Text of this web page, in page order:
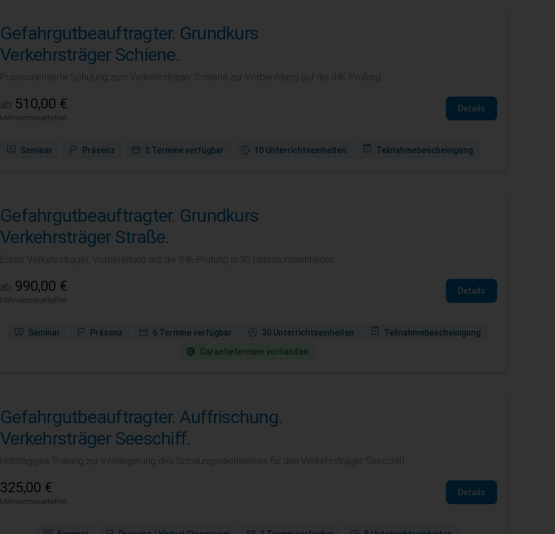
Gefahrgutbeauftragter. Grundkurs
Verkehrsträger Schiene.
Praxisorientierte Schulung zum Verkehrsträger Schiene zur Vorbereitung auf die IHK-Prüfung.
ab 510,00 €
Mehrwertsteuerbefreit
Details
Seminar Präsenz 2 Termine verfügbar 10 Unterrichtseinheiten Teilnahmebescheinigung
Gefahrgutbeauftragter. Grundkurs
Verkehrsträger Straße.
Erster Verkehrsträger. Vorbereitung auf die IHK-Prüfung in 30 Unterrichtseinheiten.
ab 990,00 €
Mehrwertsteuerbefreit
Details
Seminar Präsenz 6 Termine verfügbar 30 Unterrichtseinheiten
Teilnahmebescheinigung
Garantie­termine vorhanden
Gefahrgutbeauftragter. Auffrischung.
Verkehrsträger Seeschiff.
Halbtägiges Training zur Verlängerung des Schulungsnachweises für den Verkehrsträger Seeschiff.
325,00 €
Mehrwertsteuerbefreit
Details